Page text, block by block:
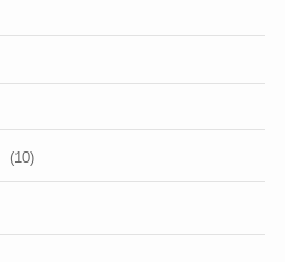
(10)